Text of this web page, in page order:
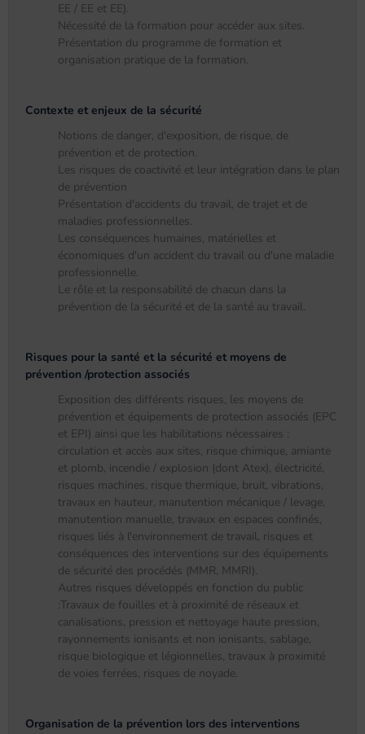
EE / EE et EE).
Nécessité de la formation pour accéder aux sites.
Présentation du programme de formation et
organisation pratique de la formation.
Contexte et enjeux de la sécurité
Notions de danger, d'exposition, de risque, de
prévention et de protection.
Les risques de coactivité et leur intégration dans le plan
de prévention
Présentation d'accidents du travail, de trajet et de
maladies professionnelles.
Les conséquences humaines, matérielles et
économiques d'un accident du travail ou d'une maladie
professionnelle.
Le rôle et la responsabilité de chacun dans la
prévention de la sécurité et de la santé au travail.
Risques pour la santé et la sécurité et moyens de
prévention /protection associés
Exposition des différents risques, les moyens de
prévention et équipements de protection associés (EPC
et EPI) ainsi que les habilitations nécessaires :
circulation et accès aux sites, risque chimique, amiante
et plomb, incendie / explosion (dont Atex), électricité,
risques machines, risque thermique, bruit, vibrations,
travaux en hauteur, manutention mécanique / levage,
manutention manuelle, travaux en espaces confinés,
risques liés à l'environnement de travail, risques et
conséquences des interventions sur des équipements
de sécurité des procédés (MMR, MMRI).
Autres risques développés en fonction du public
:Travaux de fouilles et à proximité de réseaux et
canalisations, pression et nettoyage haute pression,
rayonnements ionisants et non ionisants, sablage,
risque biologique et légionnelles, travaux à proximité
de voies ferrées, risques de noyade.
Organisation de la prévention lors des interventions